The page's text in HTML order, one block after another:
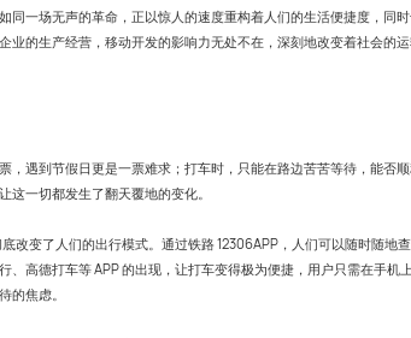
同一场无声的革命，正以惊人的速度重构着人们的生活便捷度，同
业的生产经营，移动开发的影响力无处不在，深刻地改变着社会的运
，遇到节假日更是一票难求；打车时，只能在路边苦苦等待，能否
一切都发生了翻天覆地的变化。
改变了人们的出行模式。通过铁路 12306APP，人们可以随时随地
、高德打车等 APP 的出现，让打车变得极为便捷，用户只需在手
的焦虑。